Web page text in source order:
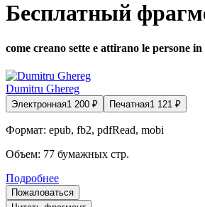
Бесплатный
come creano sette e attirano le persone in
Dumitru Ghereg
Электронная1 200 ₽ Печатная1 121 ₽
Формат: epub, fb2, pdfRead, mobi
Объем: 77 бумажных стр.
Подробнее
Пожаловаться